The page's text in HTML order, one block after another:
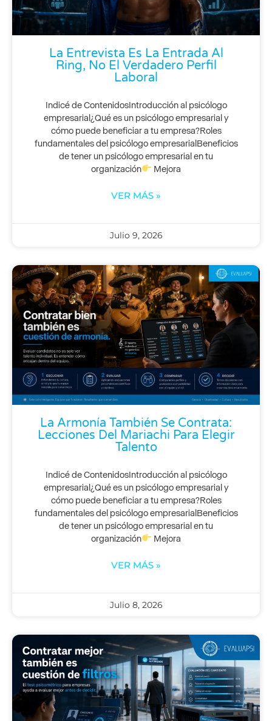
La Entrevista Es La Entrada Al
Ring, No El Verdadero Perfil
Laboral
Indicé de ContenidosIntroducción al psicólogo
empresarial¿Qué es un psicólogo empresarial y
cómo puede beneficiar a tu empresa?Roles
fundamentales del psicólogo empresarialBeneficios
de tener un psicólogo empresarial en tu
organización
Mejora
VER MÁS »
Julio 9, 2026
La Armonía También Se Contrata:
Lecciones Del Mariachi Para Elegir
Talento
Indicé de ContenidosIntroducción al psicólogo
empresarial¿Qué es un psicólogo empresarial y
cómo puede beneficiar a tu empresa?Roles
fundamentales del psicólogo empresarialBeneficios
de tener un psicólogo empresarial en tu
organización
Mejora
VER MÁS »
Julio 8, 2026